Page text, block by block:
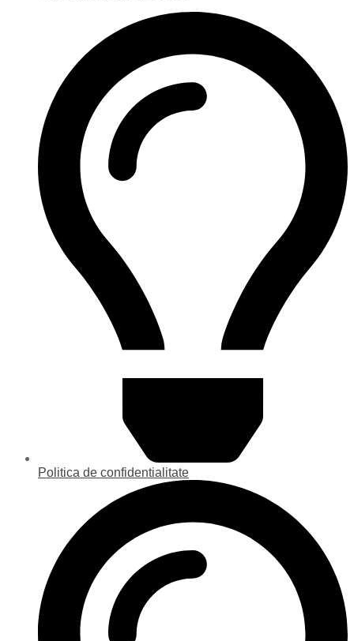
Politica de confidentialitate